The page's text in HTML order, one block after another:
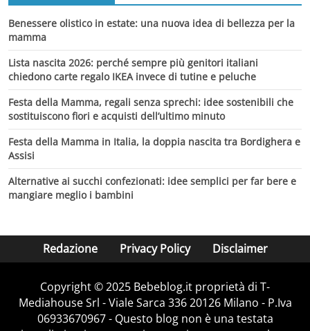
Benessere olistico in estate: una nuova idea di bellezza per la
mamma
Lista nascita 2026: perché sempre più genitori italiani
chiedono carte regalo IKEA invece di tutine e peluche
Festa della Mamma, regali senza sprechi: idee sostenibili che
sostituiscono fiori e acquisti dell’ultimo minuto
Festa della Mamma in Italia, la doppia nascita tra Bordighera e
Assisi
Alternative ai succhi confezionati: idee semplici per far bere e
mangiare meglio i bambini
Redazione Privacy Policy Disclaimer
Copyright © 2025 Bebeblog.it proprietà di T-
Mediahouse Srl - Viale Sarca 336 20126 Milano - P.Iva
06933670967 - Questo blog non è una testata